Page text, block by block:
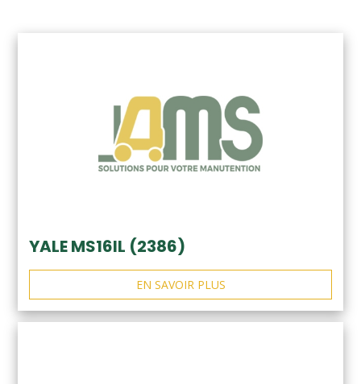
YALE MS16IL (2386)
EN SAVOIR PLUS